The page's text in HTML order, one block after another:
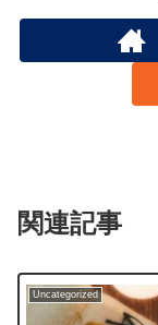
関連記事
Uncategorized